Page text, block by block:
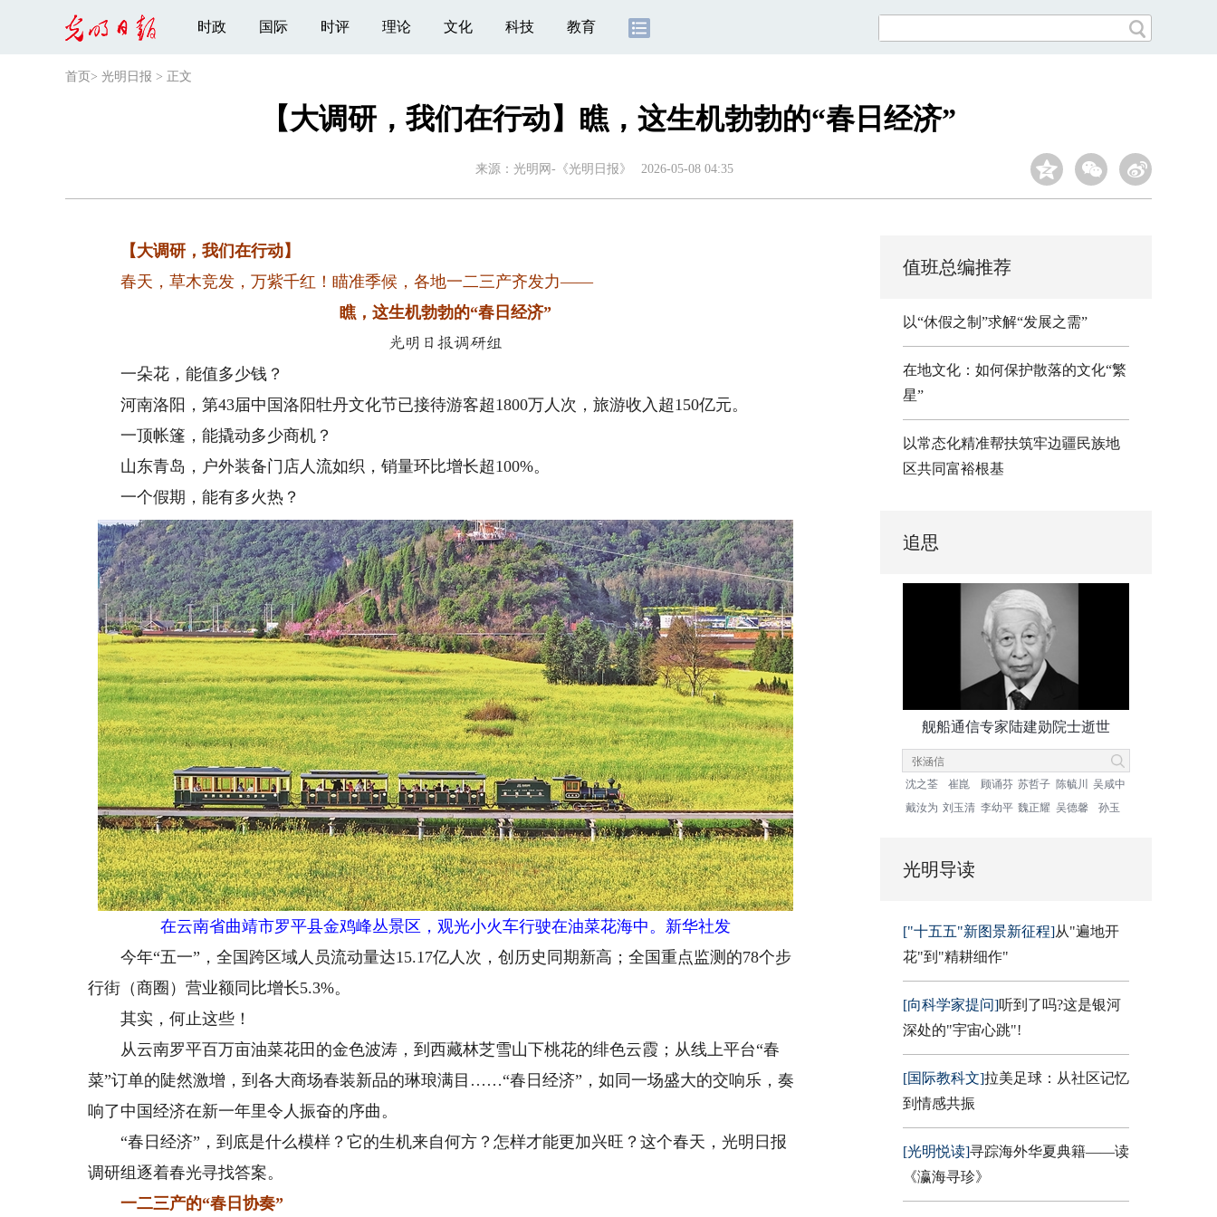
时政 国际 时评 理论 文化 科技 教育
首页 > 光明日报 > 正文
【大调研，我们在行动】瞧，这生机勃勃的“春日经济”
来源： 光明网-《光明日报》 2026-05-08 04:35
【大调研，我们在行动】
春天，草木竞发，万紫千红！瞄准季候，各地一二三产齐发力——
瞧，这生机勃勃的“春日经济”
光明日报调研组
一朵花，能值多少钱？
河南洛阳，第43届中国洛阳牡丹文化节已接待游客超1800万人次，旅游收入超150亿元。
一顶帐篷，能撬动多少商机？
山东青岛，户外装备门店人流如织，销量环比增长超100%。
一个假期，能有多火热？
在云南省曲靖市罗平县金鸡峰丛景区，观光小火车行驶在油菜花海中。新华社发
今年“五一”，全国跨区域人员流动量达15.17亿人次，创历史同期新高；全国重点监测的78个步
行街（商圈）营业额同比增长5.3%。
其实，何止这些！
从云南罗平百万亩油菜花田的金色波涛，到西藏林芝雪山下桃花的绯色云霞；从线上平台“春
菜”订单的陡然激增，到各大商场春装新品的琳琅满目……“春日经济”，如同一场盛大的交响乐，奏
响了中国经济在新一年里令人振奋的序曲。
“春日经济”，到底是什么模样？它的生机来自何方？怎样才能更加兴旺？这个春天，光明日报
调研组逐着春光寻找答案。
一二三产的“春日协奏”
值班总编推荐
以“休假之制”求解“发展之需”
在地文化：如何保护散落的文化“繁
星”
以常态化精准帮扶筑牢边疆民族地
区共同富裕根基
追思
舰船通信专家陆建勋院士逝世
沈之荃 崔崑 顾诵芬 苏哲子 陈毓川
吴咸中
戴汝为 刘玉清 李幼平 魏正耀 吴德馨 孙玉
光明导读
["十五五"新图景新征程]从"遍地开
花"到"精耕细作"
[向科学家提问]听到了吗?这是银河
深处的"宇宙心跳"!
[国际教科文]拉美足球：从社区记忆
到情感共振
[光明悦读]寻踪海外华夏典籍——读
《瀛海寻珍》